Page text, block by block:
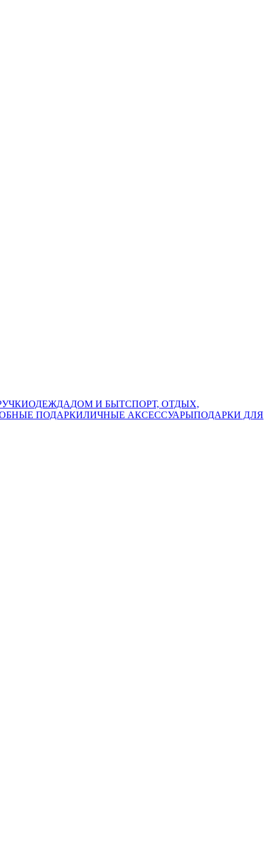
ОДЕЖДАДОМ И БЫТСПОРТ, ОТДЫХ,
ПОДАРКИЛИЧНЫЕ АКСЕССУАРЫПОДАРКИ ДЛЯ